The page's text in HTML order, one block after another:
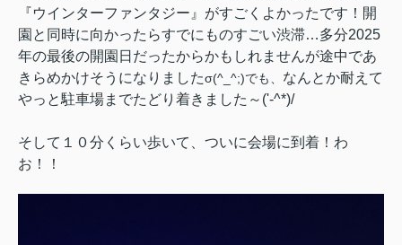
『ウインターファンタジー』がすごくよかったです！開
園と同時に向かったらすでにものすごい渋滞…多分2025
年の最後の開園日だったからかもしれませんが途中であ
きらめかけそうになりましたσ(^_^;)でも、 なんとか耐えて
やっと駐車場までたどり着きました～('-^*)/
そして１０分くらい歩いて、ついに会場に到着！わ
お！！